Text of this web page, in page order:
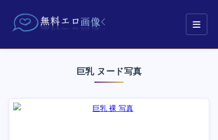
巨乳 ヌード写真